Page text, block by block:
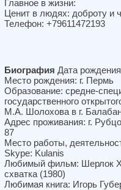
Главное в жизни:
Ценит в людях: доброту и
Телефон: +79611472193
Биография Дата
Место рождения: г. Пермь
Образование: средне-
государственного
М.А. Шолохова в г.
Адрес проживания: г.
87
Место работы,
Skype: Kulanis
Любимый фильм: Шерлок
схватка (1980)
Любимая книга: Игорь